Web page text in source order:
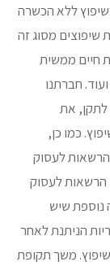
ללא הכשרה
שיפוצים מסוג זה
חיים ממשית
חברתנו
לתקן, את
כמו כן,
הרשאות לעסוק
הרשאות לעסוק
נוספת שיש
הניתנת לאחר
משך תקופת